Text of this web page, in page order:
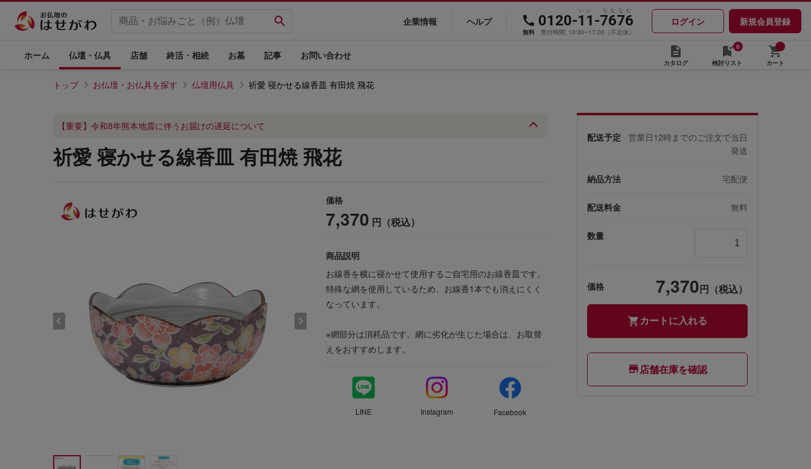
企業情報 ヘルプ
無料
いい なむなむ
0120-11-7676
受付時間: 10:00~17:00（不定休）
ログイン 新規会員登録
ホーム 仏壇・仏具 店舗 終活・相続 お墓 記事 お問い合わせ
カタログ
0
検討リスト
カート
トップ お仏壇・お仏具を探す 仏壇用仏具 祈愛 寝かせる線香皿 有田焼 飛花
【重要】令和8年熊本地震に伴うお届けの遅延について
祈愛 寝かせる線香皿 有田焼 飛花
価格
7,370 円（税込）
商品説明
お線香を横に寝かせて使用するご自宅用のお線香皿です。
特殊な網を使用しているため、お線香1本でも消えにくく
なっています。
※網部分は消耗品です。網に劣化が生じた場合は、お取替
えをおすすめします。
LINE Instagram Facebook
配送予定
営業日12時までのご注文で当日
発送
納品方法 宅配便
配送料金 無料
数量
価格 7,370円（税込）
カートに入れる
店舗在庫を確認